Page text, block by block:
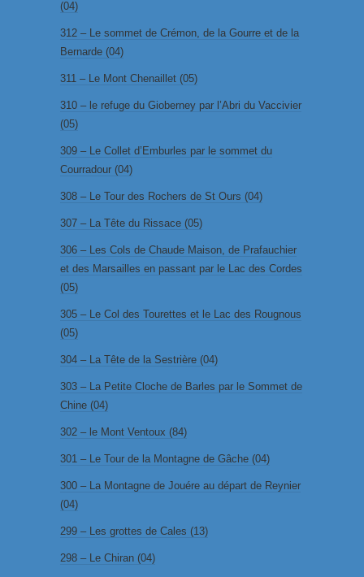
(04)
312 – Le sommet de Crémon, de la Gourre et de la
Bernarde (04)
311 – Le Mont Chenaillet (05)
310 – le refuge du Gioberney par l’Abri du Vaccivier
(05)
309 – Le Collet d’Emburles par le sommet du
Courradour (04)
308 – Le Tour des Rochers de St Ours (04)
307 – La Tête du Rissace (05)
306 – Les Cols de Chaude Maison, de Prafauchier
et des Marsailles en passant par le Lac des Cordes
(05)
305 – Le Col des Tourettes et le Lac des Rougnous
(05)
304 – La Tête de la Sestrière (04)
303 – La Petite Cloche de Barles par le Sommet de
Chine (04)
302 – le Mont Ventoux (84)
301 – Le Tour de la Montagne de Gâche (04)
300 – La Montagne de Jouére au départ de Reynier
(04)
299 – Les grottes de Cales (13)
298 – Le Chiran (04)